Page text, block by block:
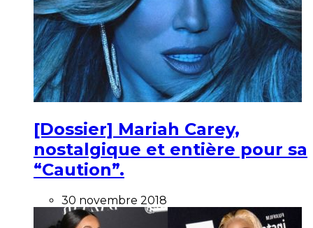
[Dossier] Mariah Carey,
nostalgique et entière pour sa
“Caution”.
30 novembre 2018